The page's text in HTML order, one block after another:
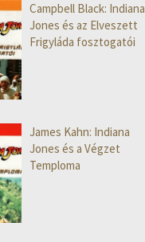
Campbell Black: Indiana
Jones és az Elveszett
Frigyláda fosztogatói
James Kahn: Indiana
Jones és a Végzet
Temploma